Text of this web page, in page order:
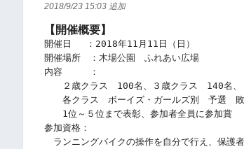
2018/9/23 15:03 追加
【開催概要】
開催日　 ：2018年11月11日（日）
開催場所　： 木場公園　ふれあい広場
内容　　　：
２歳クラス　100名、３歳クラス　140名、
各クラス　ボーイズ・ガールズ別　予選　敗
1位～５位まで表彰、参加者全員に参加賞
参加資格：
ランニングバイクの操作を自分で行え、保護